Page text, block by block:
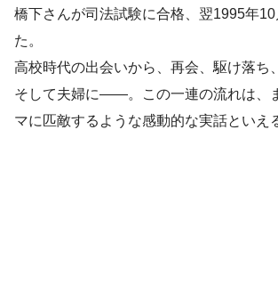
橋下さんが司法試験に合格、翌1995年
た。
高校時代の出会いから、再会、駆け落ち
そして夫婦に――。この一連の流れは、
マに匹敵するような感動的な実話といえ